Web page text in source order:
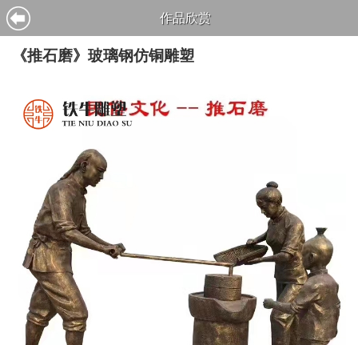
作品欣赏
《推石磨》玻璃钢仿铜雕塑